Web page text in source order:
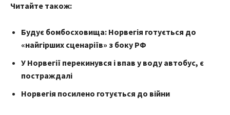
Читайте також:
Будує бомбосховища: Норвегія готується до
«найгірших сценаріїв» з боку РФ
У Норвегії перекинувся і впав у воду автобус, є
постраждалі
Норвегія посилено готується до війни